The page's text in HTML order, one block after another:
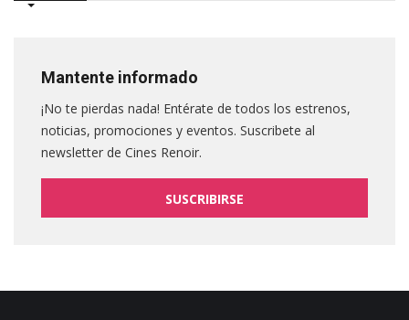
Mantente informado
¡No te pierdas nada! Entérate de todos los estrenos,
noticias, promociones y eventos. Suscribete al
newsletter de Cines Renoir.
SUSCRIBIRSE